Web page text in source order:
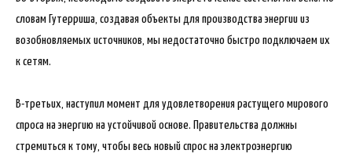
словам Гутерриша, создавая объекты для производства энергии из
возобновляемых источников, мы недостаточно быстро подключаем их
к сетям.
В-третьих, наступил момент для удовлетворения растущего мирового
спроса на энергию на устойчивой основе. Правительства должны
стремиться к тому, чтобы весь новый спрос на электроэнергию